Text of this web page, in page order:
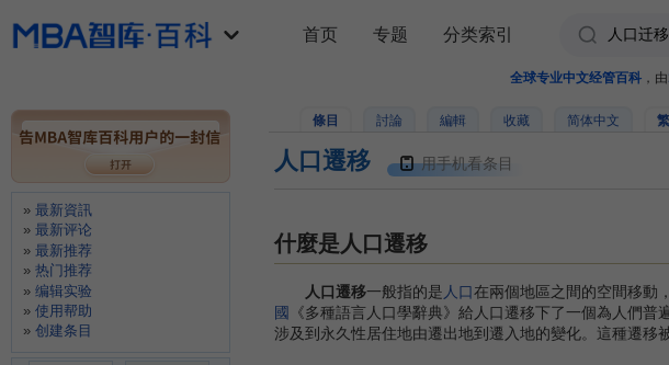
全球专业中文经管百科 ，由
條目 討論 編輯 收藏 简体中文
人口遷移 用手机看条目
什麼是人口遷移
人口遷移一般指的是人口在兩個地區之間的空間移動
國
《多種語言人口學辭典》給人口遷移下了一個為人們
涉及到永久性居住地由遷出地到遷入地的變化。這種遷移
首页 专题 分类索引
最新資訊
最新评论
最新推荐
热门推荐
编辑实验
使用帮助
创建条目